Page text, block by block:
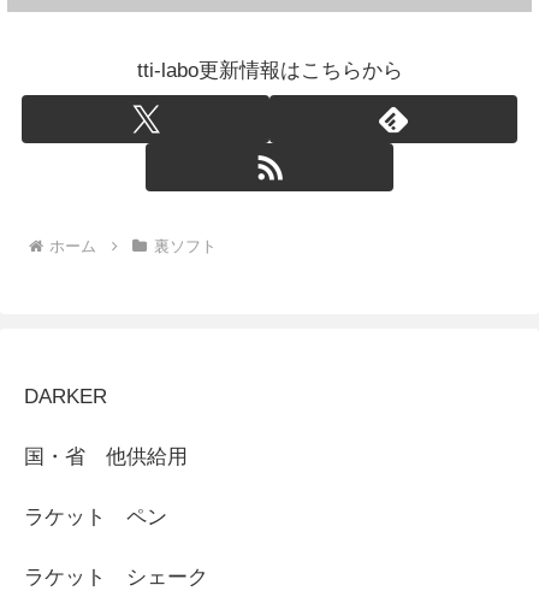
tti-labo更新情報はこちらから
ホーム 裏ソフト
DARKER
国・省 他供給用
ラケット ペン
ラケット シェーク